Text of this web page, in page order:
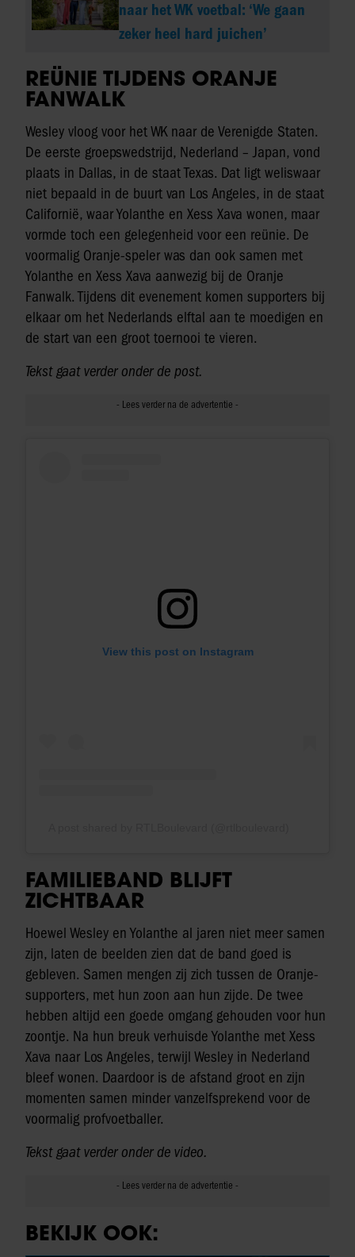
naar het WK voetbal: ‘We gaan
zeker heel hard juichen’
REÜNIE TIJDENS ORANJE
FANWALK
Wesley vloog voor het WK naar de Verenigde Staten.
De eerste groepswedstrijd, Nederland – Japan, vond
plaats in Dallas, in de staat Texas. Dat ligt weliswaar
niet bepaald in de buurt van Los Angeles, in de staat
Californië, waar Yolanthe en Xess Xava wonen, maar
vormde toch een gelegenheid voor een reünie. De
voormalig Oranje-speler was dan ook samen met
Yolanthe en Xess Xava aanwezig bij de Oranje
Fanwalk. Tijdens dit evenement komen supporters bij
elkaar om het Nederlands elftal aan te moedigen en
de start van een groot toernooi te vieren.
Tekst gaat verder onder de post.
View this post on Instagram
FAMILIEBAND BLIJFT
ZICHTBAAR
Hoewel Wesley en Yolanthe al jaren niet meer samen
zijn, laten de beelden zien dat de band goed is
gebleven. Samen mengen zij zich tussen de Oranje-
supporters, met hun zoon aan hun zijde. De twee
hebben altijd een goede omgang gehouden voor hun
zoontje. Na hun breuk verhuisde Yolanthe met Xess
Xava naar Los Angeles, terwijl Wesley in Nederland
bleef wonen. Daardoor is de afstand groot en zijn
momenten samen minder vanzelfsprekend voor de
voormalig profvoetballer.
Tekst gaat verder onder de video.
BEKIJK OOK: